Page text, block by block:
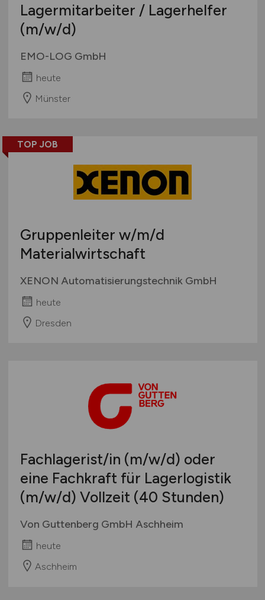
Lagermitarbeiter / Lagerhelfer
(m/w/d)
EMO-LOG GmbH
heute
Münster
TOP JOB
Gruppenleiter w/m/d
Materialwirtschaft
XENON Automatisierungstechnik GmbH
heute
Dresden
Fachlagerist/in (m/w/d) oder
eine Fachkraft für Lagerlogistik
(m/w/d) Vollzeit (40 Stunden)
Von Guttenberg GmbH Aschheim
heute
Aschheim